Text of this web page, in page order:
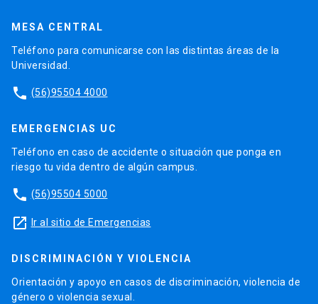
MESA CENTRAL
Teléfono para comunicarse con las distintas áreas de la
Universidad.
phone (56)95504 4000
EMERGENCIAS UC
Teléfono en caso de accidente o situación que ponga en
riesgo tu vida dentro de algún campus.
phone (56)95504 5000
launch Ir al sitio de Emergencias
DISCRIMINACIÓN Y VIOLENCIA
Orientación y apoyo en casos de discriminación, violencia de
género o violencia sexual.